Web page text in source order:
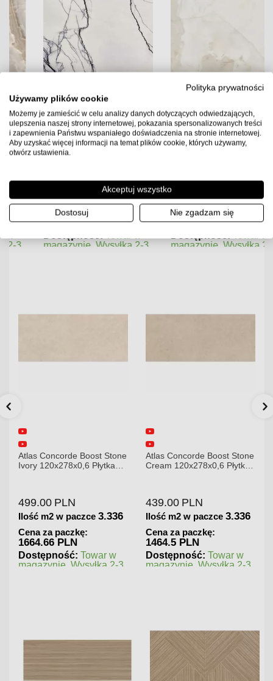
Florim B&W Marble Breach
120x120x0,6 Płytka
Gresowa Wysoki Połysk
329.00 PLN
Ilość m2 w paczce 2.88
Cena za paczkę:
947.52 PLN
magazynie. Wysyłka 2-3
Florim Reves De Rex Perle
120x120x0,6 Płytka
220.00 PLN
Ilość m2 w paczce 2.88
Cena za paczkę:
633.6 PLN
magazynie. Wysyłka 2-3
Atlas Concorde Boost Stone
Ivory 120x278x0,6 Płytka
499.00 PLN
Ilość m2 w paczce 3.336
Cena za paczkę:
1664.66 PLN
Dostępność: Towar w
magazynie. Wysyłka 2-3
Atlas Concorde Boost Stone
Cream 120x278x0,6 Płytka
439.00 PLN
Ilość m2 w paczce 3.336
Cena za paczkę:
1464.5 PLN
Dostępność: Towar w
magazynie. Wysyłka 2-3
Polityka prywatności
Używamy plików cookie
Możemy je zamieścić w celu analizy danych dotyczących odwiedzających,
ulepszenia naszej strony internetowej, pokazania spersonalizowanych treści
i zapewnienia Państwu wspaniałego doświadczenia na stronie internetowej.
Aby uzyskać więcej informacji na temat plików cookie, których używamy,
otwórz ustawienia.
Akceptuj wszystko
Dostosuj Nie zgadzam się